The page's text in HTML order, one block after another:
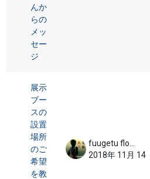
んか
らの
メッ
セー
ジ
展示
ブー
スの
設置
場所
のご
希望
を教
2018年 11月 14日